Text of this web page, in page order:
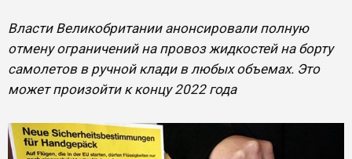
Власти Великобритании анонсировали полную
отмену ограничений на провоз жидкостей на борту
самолетов в ручной клади в любых объемах. Это
может произойти к концу 2022 года